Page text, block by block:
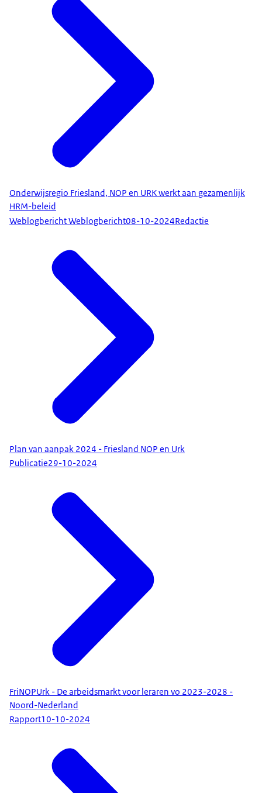
Onderwijsregio Friesland, NOP en URK werkt aan gezamenlijk
HRM-beleid
Weblogbericht Weblogbericht08-10-2024Redactie
Plan van aanpak 2024 - Friesland NOP en Urk
Publicatie29-10-2024
FriNOPUrk - De arbeidsmarkt voor leraren vo 2023-2028 -
Noord-Nederland
Rapport10-10-2024